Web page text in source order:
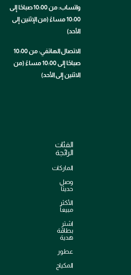
واتساب: من 10:00 صباحًا إلى
10:00 مساءً (من الإثنين إلى
الأحد)
الاتصال الهاتفي: من 10:00
صباحًا إلى 10:00 مساءً (من
الاثنين إلى الأحد)
الفئات
الرائجة
الماركات
وصل
حديثاً
الأكثر
مبيعاً
اشترِ
بطاقة
هدية
عطور
المكياج